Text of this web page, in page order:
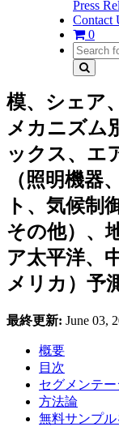
Press
Contact
0
模、シェア
メカニズム
ックス、エ
（照明機器
ト、気候制
その他）、
ア太平洋、
メリカ）予
最終更新: June 03,
概要
目次
セグメンテ
方法論
無料サンプ